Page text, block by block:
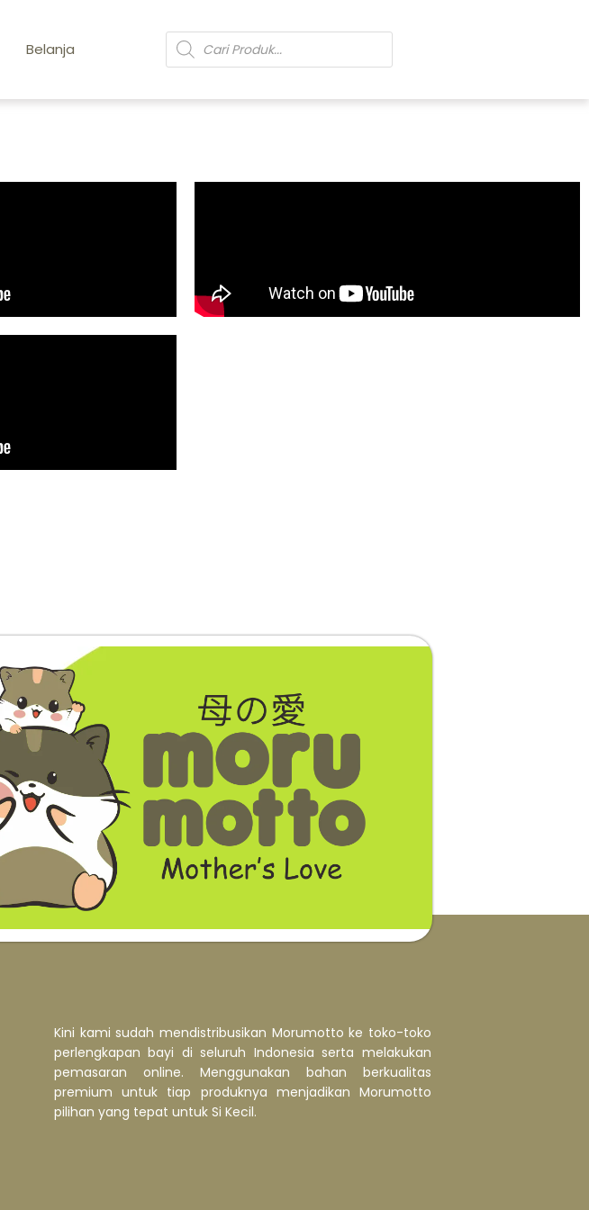
Belanja
Kini kami sudah mendistribusikan Morumotto ke toko-toko
perlengkapan bayi di seluruh Indonesia serta melakukan
pemasaran online. Menggunakan bahan berkualitas
premium untuk tiap produknya menjadikan Morumotto
pilihan yang tepat untuk Si Kecil.